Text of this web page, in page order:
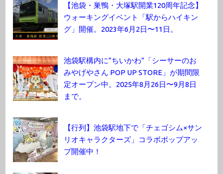
【池袋・巣鴨・大塚駅開業120周年記念】
ウォーキングイベント「駅からハイキン
グ」開催。2023年6月2日〜11日。
池袋駅構内に”ちいかわ”「シーサーのお
みやげやさん POP UP STORE」が期間限
定オープン中。2025年8月26日〜9月8日
まで。
【行列】池袋駅地下で「チェゴシム×サン
リオキャラクターズ」コラボポップアッ
プ開催中！